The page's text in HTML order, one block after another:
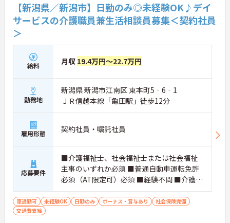
【新潟県／新潟市】日勤のみ◎未経験OK♪デイ
サービスの介護職員兼生活相談員募集＜契約社員
＞
給料 月収 19.4万円～22.7万円
勤務地
新潟県 新潟市江南区 東本町5‐6‐1
ＪＲ信越本線「亀田駅」徒歩12分
雇用形態 契約社員・嘱託社員
応募要件
■介護福祉士、社会福祉士または社会福祉
主事のいずれか必須 ■普通自動車運転免許
必須（AT限定可）必須 ■経験不問 ■介護施
設等での介護業務経験あれば尚可
車通勤可 未経験OK 日勤のみ ボーナス・賞与あり
社会保険完備
交通費支給